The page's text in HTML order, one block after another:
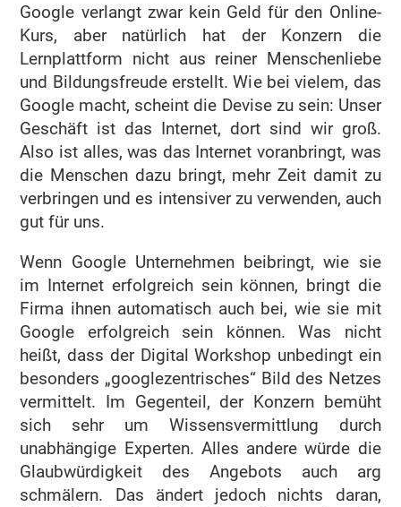
Google verlangt zwar kein Geld für den Online-
Kurs, aber natürlich hat der Konzern die
Lernplattform nicht aus reiner Menschenliebe
und Bildungsfreude erstellt. Wie bei vielem, das
Google macht, scheint die Devise zu sein: Unser
Geschäft ist das Internet, dort sind wir groß.
Also ist alles, was das Internet voranbringt, was
die Menschen dazu bringt, mehr Zeit damit zu
verbringen und es intensiver zu verwenden, auch
gut für uns.
Wenn Google Unternehmen beibringt, wie sie
im Internet erfolgreich sein können, bringt die
Firma ihnen automatisch auch bei, wie sie mit
Google erfolgreich sein können. Was nicht
heißt, dass der Digital Workshop unbedingt ein
besonders „googlezentrisches“ Bild des Netzes
vermittelt. Im Gegenteil, der Konzern bemüht
sich sehr um Wissensvermittlung durch
unabhängige Experten. Alles andere würde die
Glaubwürdigkeit des Angebots auch arg
schmälern. Das ändert jedoch nichts daran,